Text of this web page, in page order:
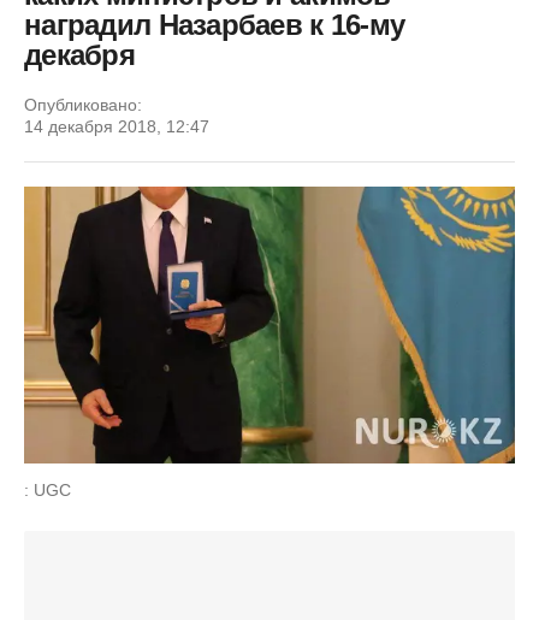
наградил Назарбаев к 16-му
декабря
Опубликовано:
14 декабря 2018, 12:47
: UGC